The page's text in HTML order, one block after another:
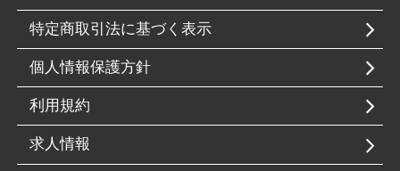
特定商取引法に基づく表示
個人情報保護方針
利用規約
求人情報